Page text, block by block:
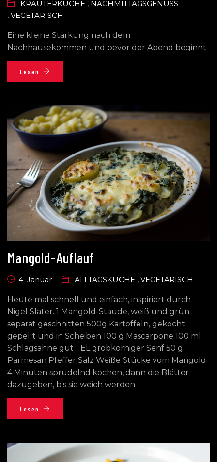
KRÄUTERKÜCHE , NACHMITTAGSGENUSS
, VEGETARISCH
Eine kleine Stärkung nach dem
Nachhausekommen und bevor der Abend beginnt:
Lesen
Mangold-Auflauf
4. Januar ALLTAGSKÜCHE , VEGETARISCH
Heute mal schnell und einfach, inspiriert durch
Nigel Slater. 1 Mangold-Staude, weiß und grün
separat geschnitten 500g Kartoffeln, gekocht,
gepellt und in Scheiben 100 g Mascarpone 100 ml
Schlagsahne gut 1 EL grobkörniger Senf 50 g
Parmesan Pfeffer Salz Weiße Stücke vom Mangold
4 Minuten sprudelnd kochen, dann die Blätter
dazugeben, bis sie weich werden.
Lesen